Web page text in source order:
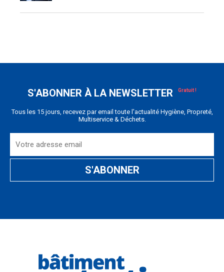
S'ABONNER À LA NEWSLETTER
Tous les 15 jours, recevez par email toute l'actualité Hygiène, Propreté,
Multiservice & Déchets.